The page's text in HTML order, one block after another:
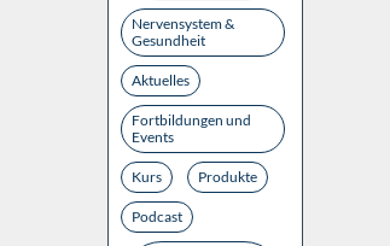
Nervensystem &
Gesundheit
Aktuelles
Fortbildungen und
Events
Kurs Produkte
Podcast